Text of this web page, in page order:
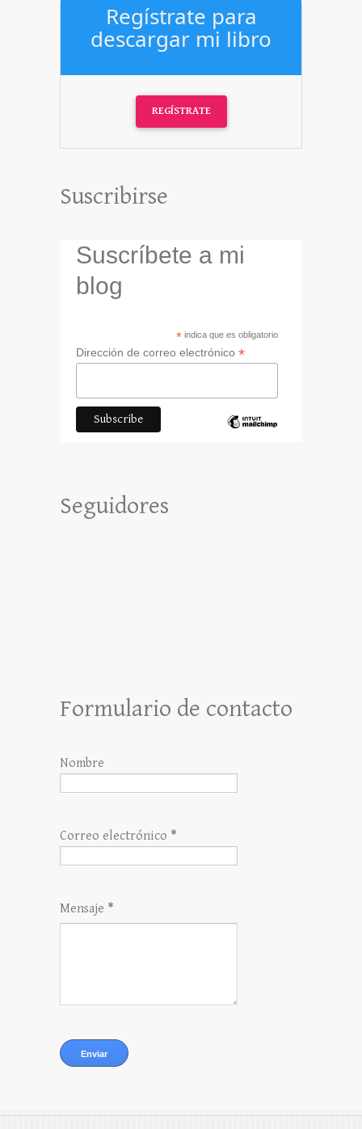
Regístrate para
descargar mi libro
REGÍSTRATE
Suscribirse
Suscríbete a mi
blog
*indica que es obligatorio
Dirección de correo electrónico *
Seguidores
Formulario de contacto
Nombre
Correo electrónico *
Mensaje *